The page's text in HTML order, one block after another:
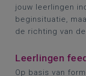
jouw leerlingen
beginsituatie,
de richting van
Leerlingen
Op basis van